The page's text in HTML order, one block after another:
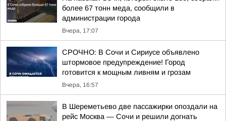
более 67 тонн меда, сообщили в
администрации города
Вчера, 17:07
СРОЧНО: В Сочи и Сириусе объявлено
штормовое предупреждение! Город
готовится к мощным ливням и грозам
Вчера, 16:57
В Шереметьево две пассажирки опоздали на
рейс Москва — Сочи и решили догнать